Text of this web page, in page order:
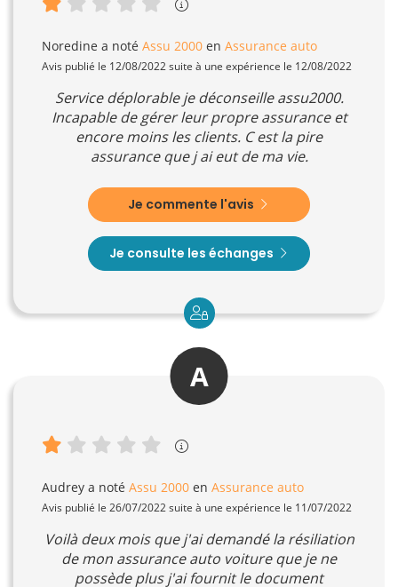
Noredine a noté Assu 2000 en Assurance auto
Avis publié le 12/08/2022 suite à une expérience le 12/08/2022
Service déplorable je déconseille assu2000.
Incapable de gérer leur propre assurance et
encore moins les clients. C est la pire
assurance que j ai eut de ma vie.
Je commente l'avis
Je consulte les échanges
A
Audrey a noté Assu 2000 en Assurance auto
Avis publié le 26/07/2022 suite à une expérience le 11/07/2022
Voilà deux mois que j'ai demandé la résiliation
de mon assurance auto voiture que je ne
possède plus j'ai fournit le document